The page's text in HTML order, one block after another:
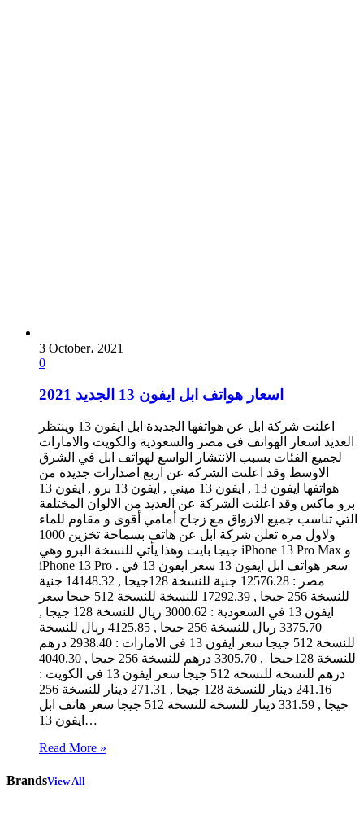
3 October، 2021
0
اسعار هواتف ابل ايفون 13 الجديد 2021
اعلنت شركة ابل عن هواتفها الجديدة ابل ايفون 13 وينتظر
العديد اسعار الهواتف في مصر والسعودية والكويت والامارات
لجميع الفئات بسبب الانتشار الواسع لهواتف ابل في الشرق
الاوسط وقد اعلنت الشركة عن اربع اصدارات جديدة من
هواتفها ايفون 13 , ايفون 13 ميني , ايفون 13 برو , ايفون 13
برو ماكس وقد اعلنت الشركة عن العديد من الالوان المختلفة
التي تناسب جميع الازواق مع زجاج أمامي أقوى و مقاوم للماء
ولاول مره تعلن شركة ابل عن هاتف بسماحة تخزين 1000
جيجا بايت وهذا يأتي للنسخة البرو وهي iPhone 13 Pro Max و
iPhone 13 Pro . سعر هواتف ابل ايفون 13 سعر ايفون 13 في
مصر : 12576.28 جنية للنسخة 128جيجا , 14148.32 جنية
للنسخة 256 جيجا , 17292.39 للنسخة للنسخة 512 جيجا سعر
ايفون 13 في السعودية : 3000.62 ريال للنسخة 128 جيجا ,
3375.70 ريال للنسخة 256 جيجا , 4125.85 ريال للنسخة
للنسخة 512 جيجا سعر ايفون 13 في الامارات : 2938.40 درهم
للنسخة 128جيجا , 3305.70 درهم للنسخة 256 جيجا , 4040.30
درهم للنسخة للنسخة 512 جيجا سعر ايفون 13 في الكويت :
241.16 دينار للنسخة 128 جيجا , 271.31 دينار للنسخة 256
جيجا , 331.59 دينار للنسخة للنسخة 512 جيجا سعر هاتف ابل
ايفون 13…
Read More »
BrandsView All